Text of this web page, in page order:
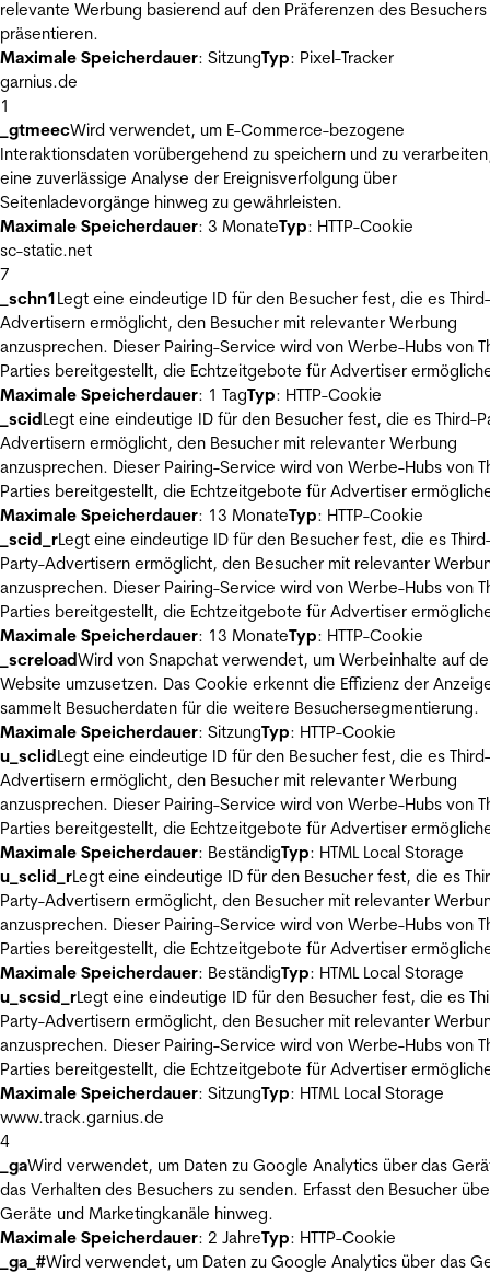
relevante Werbung basierend auf den Präferenzen des Besuchers
präsentieren.
Maximale Speicherdauer: SitzungTyp: Pixel-Tracker
garnius.de
1
_gtmeecWird verwendet, um E-Commerce-bezogene
Interaktionsdaten vorübergehend zu speichern und zu
eine zuverlässige Analyse der Ereignisverfolgung über
Seitenladevorgänge hinweg zu gewährleisten.
Maximale Speicherdauer: 3 MonateTyp: HTTP-Cookie
sc-static.net
7
_schn1Legt eine eindeutige ID für den Besucher fest, die es
Advertisern ermöglicht, den Besucher mit relevanter Werbung
anzusprechen. Dieser Pairing-Service wird von Werbe-Hubs von
Parties bereitgestellt, die Echtzeitgebote für Advertiser
Maximale Speicherdauer: 1 TagTyp: HTTP-Cookie
_scidLegt eine eindeutige ID für den Besucher fest, die es Third-
Advertisern ermöglicht, den Besucher mit relevanter Werbung
anzusprechen. Dieser Pairing-Service wird von Werbe-Hubs von
Parties bereitgestellt, die Echtzeitgebote für Advertiser
Maximale Speicherdauer: 13 MonateTyp: HTTP-Cookie
_scid_rLegt eine eindeutige ID für den Besucher fest, die es
Party-Advertisern ermöglicht, den Besucher mit relevanter
anzusprechen. Dieser Pairing-Service wird von Werbe-Hubs von
Parties bereitgestellt, die Echtzeitgebote für Advertiser
Maximale Speicherdauer: 13 MonateTyp: HTTP-Cookie
_screloadWird von Snapchat verwendet, um Werbeinhalte auf
Website umzusetzen. Das Cookie erkennt die Effizienz der
sammelt Besucherdaten für die weitere Besuchersegmentierung.
Maximale Speicherdauer: SitzungTyp: HTTP-Cookie
u_sclidLegt eine eindeutige ID für den Besucher fest, die es
Advertisern ermöglicht, den Besucher mit relevanter Werbung
anzusprechen. Dieser Pairing-Service wird von Werbe-Hubs von
Parties bereitgestellt, die Echtzeitgebote für Advertiser
Maximale Speicherdauer: BeständigTyp: HTML Local Storage
u_sclid_rLegt eine eindeutige ID für den Besucher fest, die es
Party-Advertisern ermöglicht, den Besucher mit relevanter
anzusprechen. Dieser Pairing-Service wird von Werbe-Hubs von
Parties bereitgestellt, die Echtzeitgebote für Advertiser
Maximale Speicherdauer: BeständigTyp: HTML Local Storage
u_scsid_rLegt eine eindeutige ID für den Besucher fest, die es
Party-Advertisern ermöglicht, den Besucher mit relevanter
anzusprechen. Dieser Pairing-Service wird von Werbe-Hubs von
Parties bereitgestellt, die Echtzeitgebote für Advertiser
Maximale Speicherdauer: SitzungTyp: HTML Local Storage
www.track.garnius.de
4
_gaWird verwendet, um Daten zu Google Analytics über das
das Verhalten des Besuchers zu senden. Erfasst den Besucher
Geräte und Marketingkanäle hinweg.
Maximale Speicherdauer: 2 JahreTyp: HTTP-Cookie
_ga_#Wird verwendet, um Daten zu Google Analytics über das